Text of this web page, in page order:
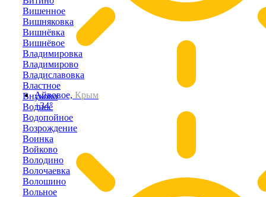
Айвовое, Крым
+34°
Вишенное
Вишняковка
Вишнёвка
Вишнёвое
Владимировка
Владимирово
Владиславовка
Властное
Внуково
Водное
Водопойное
Возрождение
Воинка
Войково
Володино
Волочаевка
Волошино
Вольное